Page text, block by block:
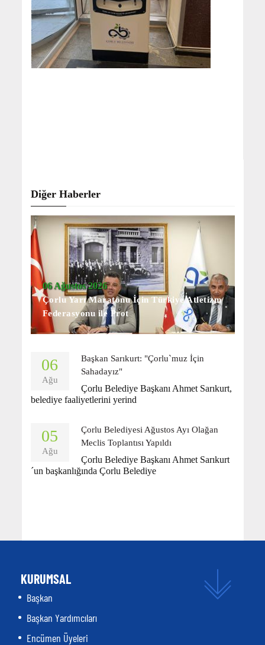
Diğer Haberler
06 Ağustos 2026
Çorlu Yarı Maratonu İçin Türkiye Atletizm
Federasyonu ile Prot
06
Ağu
Başkan Sarıkurt: "Çorlu`muz İçin
Sahadayız"
Çorlu Belediye Başkanı Ahmet Sarıkurt,
belediye faaliyetlerini yerind
05
Ağu
Çorlu Belediyesi Ağustos Ayı Olağan
Meclis Toplantısı Yapıldı
Çorlu Belediye Başkanı Ahmet Sarıkurt
´un başkanlığında Çorlu Belediye
KURUMSAL
Başkan
Başkan Yardımcıları
Encümen Üyeleri